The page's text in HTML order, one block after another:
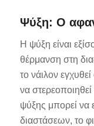
Ψύξη: Ο
Η ψύξη είναι
θέρμανση στη
το νάιλον
να
ψύξης μπορεί να
διαστάσεων, το